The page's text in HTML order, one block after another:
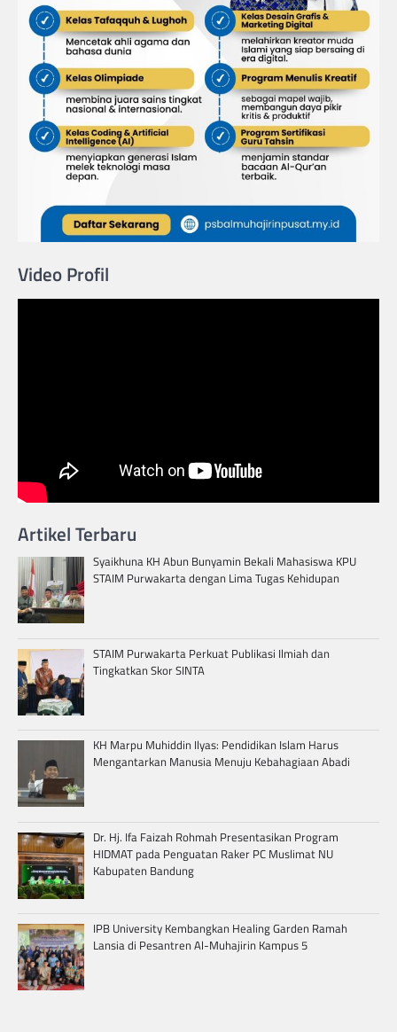
Video Profil
Artikel Terbaru
Syaikhuna KH Abun Bunyamin Bekali Mahasiswa KPU
STAIM Purwakarta dengan Lima Tugas Kehidupan
STAIM Purwakarta Perkuat Publikasi Ilmiah dan
Tingkatkan Skor SINTA
KH Marpu Muhiddin Ilyas: Pendidikan Islam Harus
Mengantarkan Manusia Menuju Kebahagiaan Abadi
Dr. Hj. Ifa Faizah Rohmah Presentasikan Program
HIDMAT pada Penguatan Raker PC Muslimat NU
Kabupaten Bandung
IPB University Kembangkan Healing Garden Ramah
Lansia di Pesantren Al-Muhajirin Kampus 5